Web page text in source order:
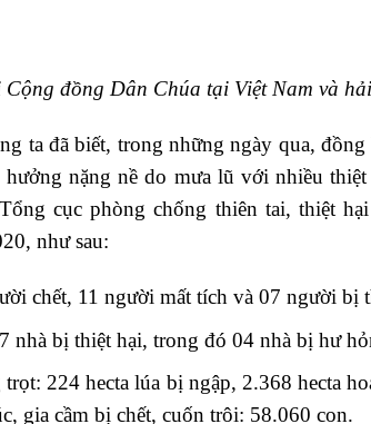
đồng Dân Chúa tại Việt Nam và
ta đã biết, trong những ngày qua,
hưởng nặng nề do mưa lũ với nhiều
cục phòng chống thiên tai, thiệt
như sau:
chết, 11 người mất tích và 07 người bị
nhà bị thiệt hại, trong đó 04 nhà bị hư
trọt: 224 hecta lúa bị ngập, 2.368 hecta
gia cầm bị chết, cuốn trôi: 58.060 con.